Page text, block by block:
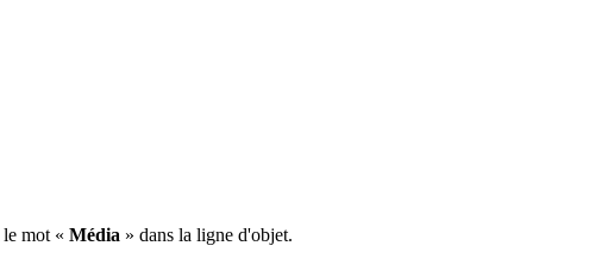
mot « Média » dans la ligne d'objet.